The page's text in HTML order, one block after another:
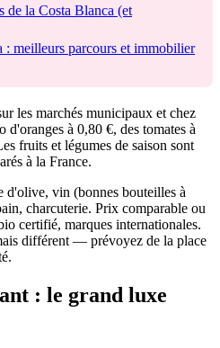
de la Costa Blanca (et
: meilleurs parcours et immobilier
les marchés municipaux et chez
à 0,80 €, des tomates à
fruits et légumes de saison sont
à la France.
d'olive, vin (bonnes bouteilles à
charcuterie. Prix comparable ou
certifié, marques internationales.
différent — prévoyez de la place
: le grand luxe